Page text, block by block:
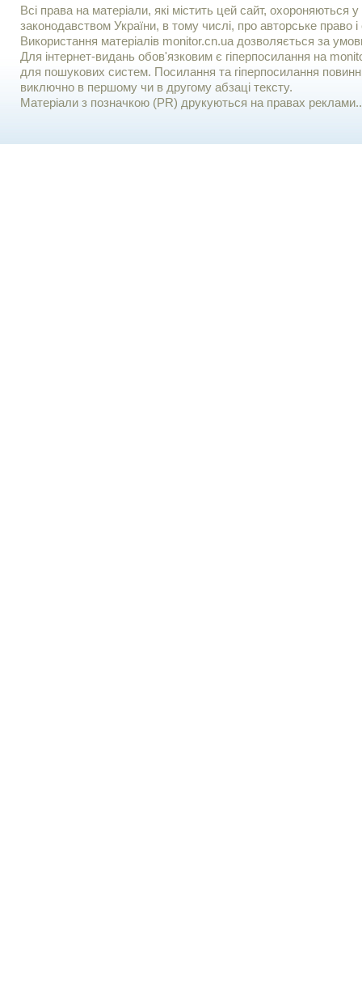
Всі права на матеріали, які містить цей сайт, охороняються у
законодавством України, в тому числі, про авторське право і
Використання матерiалiв monitor.cn.ua дозволяється за
Для iнтернет-видань обов'язковим є гiперпосилання на
для пошукових систем. Посилання та гіперпосилання
виключно в першому чи в другому абзаці тексту.
Матеріали з позначкою (PR) друкуються на правах реклами..